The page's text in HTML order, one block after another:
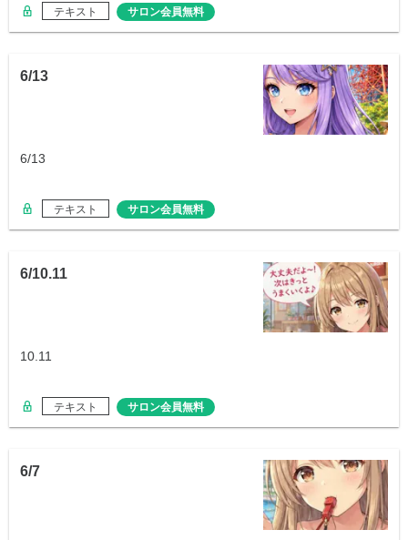
テキスト サロン会員無料
6/13
6/13
テキスト サロン会員無料
6/10.11
10.11
テキスト サロン会員無料
6/7